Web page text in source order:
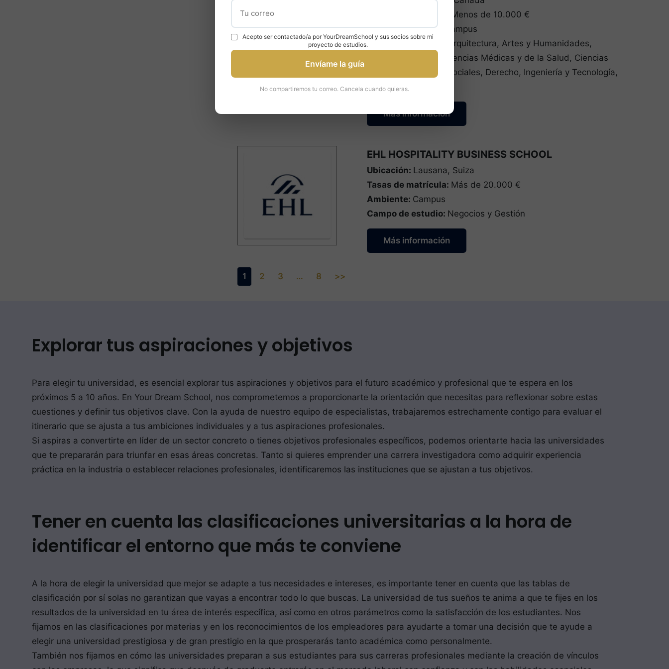
Menos de 10.000 €
Ambiente:Ciudad/Campus
Campo de estudio:
Arquitectura, Artes y Humanidades,
Ciencias Formales, Ciencias Médicas y de la Salud, Ciencias
Naturales, Ciencias Sociales, Derecho, Ingeniería y Tecnología,
Negocios y Gestión
Más información
EHL HOSPITALITY BUSINESS SCHOOL
Ubicación: Lausana, Suiza
Tasas de matrícula: Más de 20.000 €
Ambiente: Campus
Campo de estudio: Negocios y Gestión
Más información
1 2 3 … 8 >>
Explorar tus aspiraciones y objetivos
Para elegir tu universidad, es esencial explorar tus aspiraciones y objetivos para el futuro académico y profesional que te espera en los
próximos 5 a 10 años. En Your Dream School, nos comprometemos a proporcionarte la orientación que necesitas para reflexionar sobre estas
cuestiones y definir tus objetivos clave. Con la ayuda de nuestro equipo de especialistas, trabajaremos estrechamente contigo para evaluar el
itinerario que se ajusta a tus ambiciones individuales y a tus aspiraciones profesionales.
Si aspiras a convertirte en líder de un sector concreto o tienes objetivos profesionales específicos, podemos orientarte hacia las universidades
que te prepararán para triunfar en esas áreas concretas. Tanto si quieres emprender una carrera investigadora como adquirir experiencia
práctica en la industria o establecer relaciones profesionales, identificaremos las instituciones que se ajustan a tus objetivos.
Tener en cuenta las clasificaciones universitarias a la hora de
identificar el entorno que más te conviene
A la hora de elegir la universidad que mejor se adapte a tus necesidades e intereses, es importante tener en cuenta que las tablas de
clasificación por sí solas no garantizan que vayas a encontrar todo lo que buscas. La universidad de tus sueños te anima a que te fijes en los
resultados de la universidad en tu área de interés específica, así como en otros parámetros como la satisfacción de los estudiantes. Nos
fijamos en las clasificaciones por materias y en los reconocimientos de los empleadores para ayudarte a tomar una decisión que te ayude a
elegir una universidad prestigiosa y de gran prestigio en la que prosperarás tanto académica como personalmente.
También nos fijamos en cómo las universidades preparan a sus estudiantes para sus carreras profesionales mediante la creación de vínculos
Acepto ser contactado/a por YourDreamSchool y sus socios sobre mi
proyecto de estudios.
Envíame la guía
No compartiremos tu correo. Cancela cuando quieras.